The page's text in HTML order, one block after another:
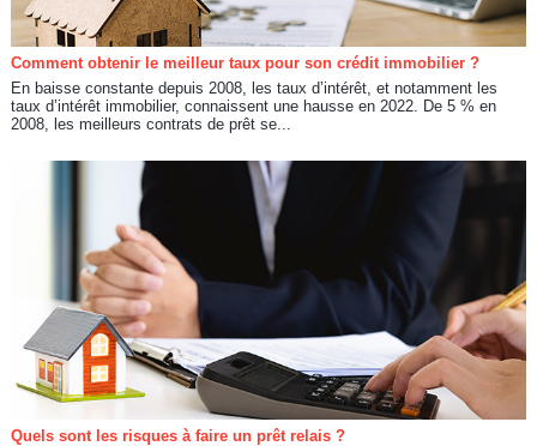
Comment obtenir le meilleur taux pour son crédit immobilier ?
En baisse constante depuis 2008, les taux d’intérêt, et notamment les
taux d’intérêt immobilier, connaissent une hausse en 2022. De 5 % en
2008, les meilleurs contrats de prêt se...
Quels sont les risques à faire un prêt relais ?